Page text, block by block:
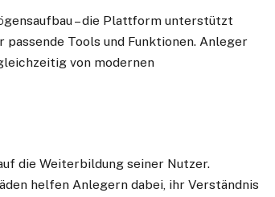
– die Plattform unterstützt
Tools und Funktionen. Anleger
von modernen
die Weiterbildung seiner Nutzer.
helfen Anlegern dabei, ihr Verständnis